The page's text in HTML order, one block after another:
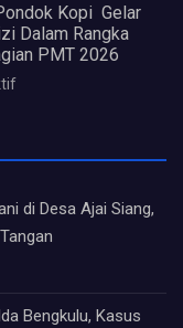
Kopi Gelar
Dalam Rangka
PMT 2026
di Desa Ajai Siang,
Bengkulu, Kasus